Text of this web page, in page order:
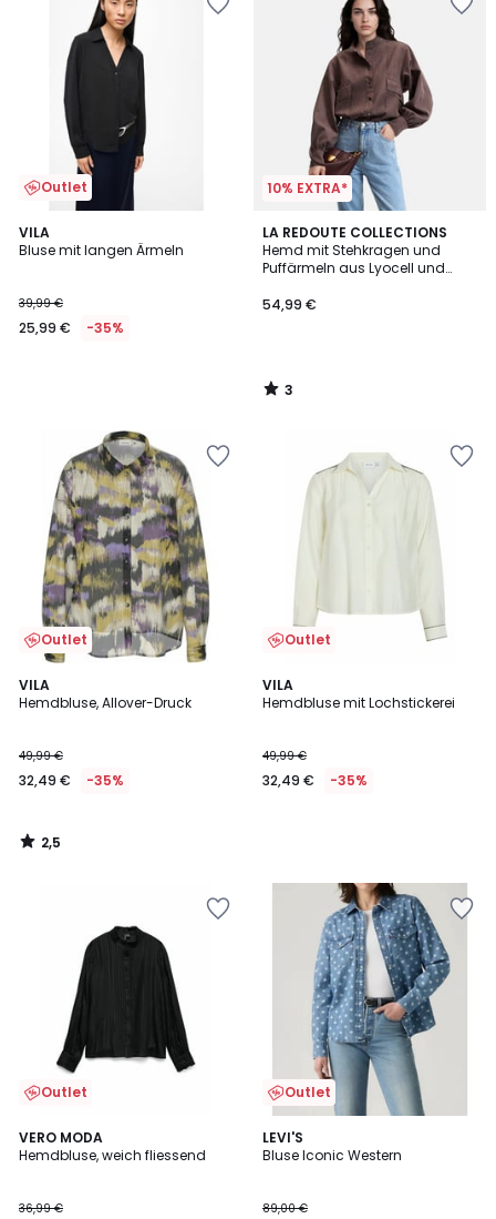
Outlet
VILA
Bluse mit langen Ärmeln
39,99 €
25,99 € -35%
10% EXTRA*
LA REDOUTE COLLECTIONS
Hemd mit Stehkragen und
Puffärmeln aus Lyocell und
54,99 €
3
/
5
3
/
Outlet
VILA
Hemdbluse, Allover-Druck
49,99 €
32,49 € -35%
2,5
/ 5
2,5
/
Outlet
VILA
Hemdbluse mit Lochstickerei
49,99 €
32,49 € -35%
Outlet
VERO MODA
Hemdbluse, weich fliessend
36,99 €
Outlet
LEVI'S
Bluse Iconic Western
89,00 €
4
/